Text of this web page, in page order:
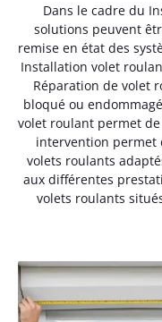
Dans le cadre du
solutions peuvent
remise en état des
Installation volet
Réparation de volet
bloqué ou
volet roulant permet
intervention permet
volets roulants
aux différentes
volets roulants